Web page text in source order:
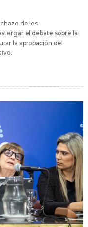
de los
el debate sobre la
la aprobación del